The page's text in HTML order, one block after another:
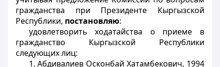
гражданства при Президенте Кыргызской
Республики, постановляю:
удовлетворить ходатайства о приеме в
гражданство Кыргызской Республики
следующих лиц:
1. Абдивалиев Осконбай Хатамбекович, 1994